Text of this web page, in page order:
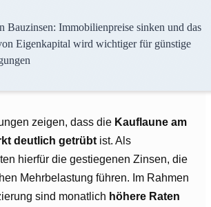
Bauzinsen: Immobilienpreise sinken und das
Eigenkapital wird wichtiger für günstige
zeigen, dass die Kauflaune am
deutlich getrübt ist. Als
hierfür die gestiegenen Zinsen, die
Mehrbelastung führen. Im Rahmen
sind monatlich höhere Raten